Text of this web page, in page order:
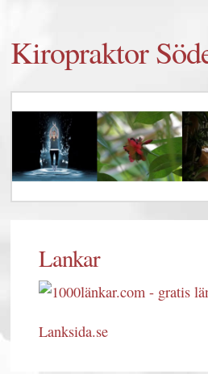
BEHANDLINGAR
Kiropraktor
Lankar
Lanksida.se